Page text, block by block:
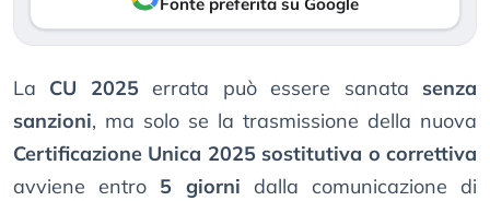
La CU 2025 errata può essere sanata senza
sanzioni, ma solo se la trasmissione della nuova
Certificazione Unica 2025 sostitutiva o correttiva
avviene entro 5 giorni dalla comunicazione di